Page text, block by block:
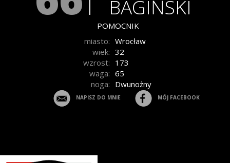
BAGIŃSKI
POMOCNIK
miasto: Wrocław
wiek: 32
wzrost: 173
waga: 65
noga: Dwunożny
NAPISZ DO MNIE MÓJ FACEBOOK